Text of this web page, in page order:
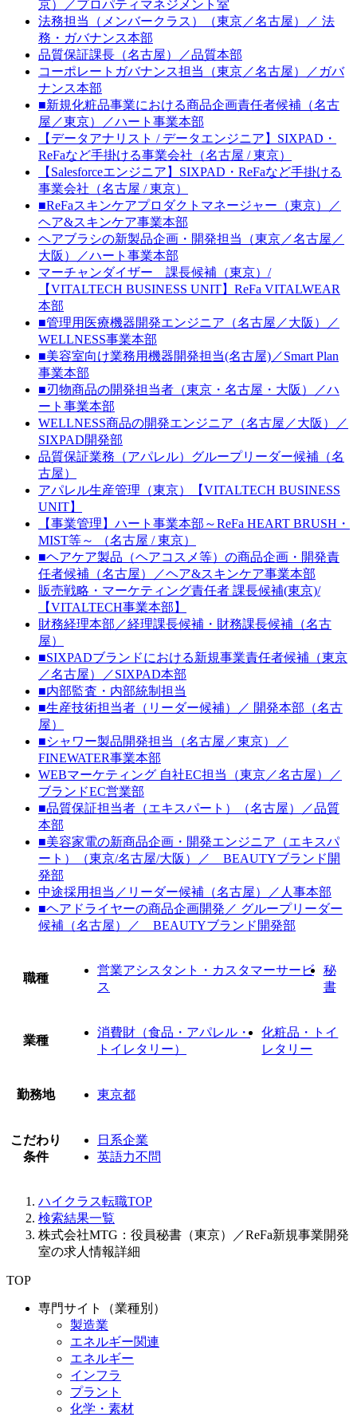
京）／プロパティマネジメント室
法務担当（メンバークラス）（東京／名古屋）／ 法
務・ガバナンス本部
品質保証課長（名古屋）／品質本部
コーポレートガバナンス担当（東京／名古屋）／ガバ
ナンス本部
■新規化粧品事業における商品企画責任者候補（名古
屋／東京）／ハート事業本部
【データアナリスト / データエンジニア】SIXPAD・
ReFaなど手掛ける事業会社（名古屋 / 東京）
【Salesforceエンジニア】SIXPAD・ReFaなど手掛ける
事業会社（名古屋 / 東京）
■ReFaスキンケアプロダクトマネージャー（東京）／
ヘア&スキンケア事業本部
ヘアブラシの新製品企画・開発担当（東京／名古屋／
大阪）／ハート事業本部
マーチャンダイザー 課長候補（東京）/
【VITALTECH BUSINESS UNIT】ReFa VITALWEAR
本部
■管理用医療機器開発エンジニア（名古屋／大阪）／
WELLNESS事業本部
■美容室向け業務用機器開発担当(名古屋)／Smart Plan
事業本部
■刃物商品の開発担当者（東京・名古屋・大阪）／ハ
ート事業本部
WELLNESS商品の開発エンジニア（名古屋／大阪）／
SIXPAD開発部
品質保証業務（アパレル）グループリーダー候補（名
古屋）
アパレル生産管理（東京）【VITALTECH BUSINESS
UNIT】
【事業管理】ハート事業本部～ReFa HEART BRUSH・
MIST等～ （名古屋 / 東京）
■ヘアケア製品（ヘアコスメ等）の商品企画・開発責
任者候補（名古屋）／ヘア&スキンケア事業本部
販売戦略・マーケティング責任者 課長候補(東京)/
【VITALTECH事業本部】
財務経理本部／経理課長候補・財務課長候補（名古
屋）
■SIXPADブランドにおける新規事業責任者候補（東京
／名古屋）／SIXPAD本部
■内部監査・内部統制担当
■生産技術担当者（リーダー候補）／ 開発本部（名古
屋）
■シャワー製品開発担当（名古屋／東京）／
FINEWATER事業本部
WEBマーケティング 自社EC担当（東京／名古屋）／
ブランドEC営業部
■品質保証担当者（エキスパート）（名古屋）／品質
本部
■美容家電の新商品企画・開発エンジニア（エキスパ
ート）（東京/名古屋/大阪）／ BEAUTYブランド開
発部
中途採用担当／リーダー候補（名古屋）／人事本部
■ヘアドライヤーの商品企画開発／ グループリーダー
候補（名古屋）／ BEAUTYブランド開発部
職種
営業アシスタント・カスタマーサービ
ス
秘
書
業種
消費財（食品・アパレル・
トイレタリー）
化粧品・トイ
レタリー
勤務地 東京都
こだわり
条件
日系企業
英語力不問
ハイクラス転職TOP
検索結果一覧
株式会社MTG：役員秘書（東京）／ReFa新規事業開発
室の求人情報詳細
TOP
専門サイト（業種別）
製造業
エネルギー関連
エネルギー
インフラ
プラント
化学・素材